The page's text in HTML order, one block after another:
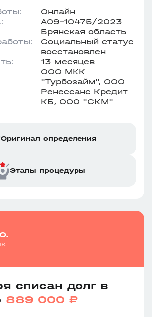
Онлайн
А09-10475/2023
Брянская область
Социальный статус
восстановлен
13 месяцев
ООО МКК
"Турбозайм", ООО
Ренессанс Кредит
КБ, ООО "СКМ"
Оригинал определения
Этапы процедуры
списан долг в
889 000 ₽